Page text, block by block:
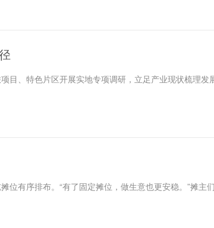
目、特色片区开展实地专项调研，立足产业现状梳理发
位有序排布。“有了固定摊位，做生意也更安稳。”摊主